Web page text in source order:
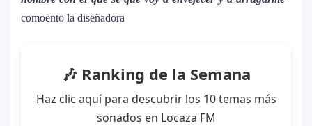
comoento la diseñadora
🎶 Ranking de la Semana
Haz clic aquí para descubrir los 10 temas más
sonados en Locaza FM